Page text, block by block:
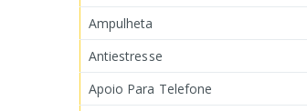
Ampulheta
Antiestresse
Apoio Para Telefone